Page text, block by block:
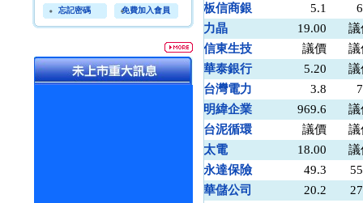
忘記密碼 免費加入會員
板信商銀
5.1
力晶
19.00
信東生技
議價
華泰銀行
5.20
台灣電力
3.8
明緯企業
969.6
台泥循環
議價
太電
18.00
永達保險
49.3
華儲公司
20.2